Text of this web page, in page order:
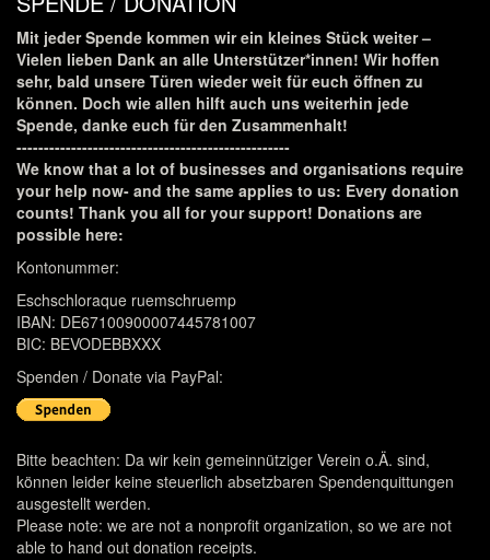
Mit jeder Spende kommen wir ein kleines Stück weiter –
Vielen lieben Dank an alle Unterstützer*innen! Wir hoffen
sehr, bald unsere Türen wieder weit für euch öffnen zu
können. Doch wie allen hilft auch uns weiterhin jede
Spende, danke euch für den Zusammenhalt!
--------------------------------------------------
We know that a lot of businesses and organisations require
your help now- and the same applies to us: Every donation
counts! Thank you all for your support! Donations are
possible here:
Kontonummer:
Eschschloraque ruemschruemp
IBAN: DE67100900007445781007
BIC: BEVODEBBXXX
Spenden / Donate via PayPal:
Bitte beachten: Da wir kein gemeinnütziger Verein o.Ä. sind,
können leider keine steuerlich absetzbaren Spendenquittungen
ausgestellt werden.
Please note: we are not a nonprofit organization, so we are not
able to hand out donation receipts.